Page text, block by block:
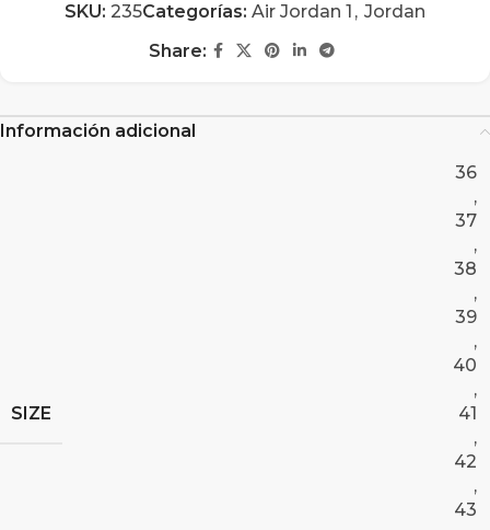
SKU: 235Categorías: Air Jordan 1 , Jordan
Share:
Información adicional
SIZE
36
,
37
,
38
,
39
,
40
,
41
,
42
,
43